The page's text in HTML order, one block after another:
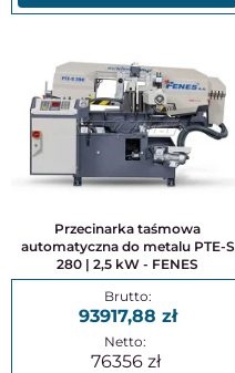
Przecinarka taśmowa
automatyczna do metalu PTE-S
280 | 2,5 kW - FENES
93917,88
76356